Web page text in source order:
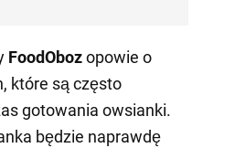
FoodObozopowie o
które są często
gotowania owsianki.
będzie naprawdę